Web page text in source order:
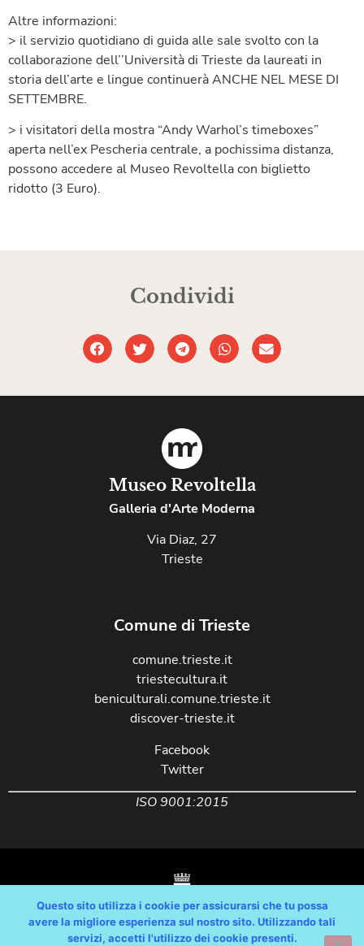
Altre informazioni:
> il servizio quotidiano di guida alle sale svolto con la
collaborazione dell’’Università di Trieste da laureati in
storia dell’arte e lingue continuerà ANCHE NEL MESE DI
SETTEMBRE.
> i visitatori della mostra “Andy Warhol’s timeboxes”
aperta nell’ex Pescheria centrale, a pochissima distanza,
possono accedere al Museo Revoltella con biglietto
ridotto (3 Euro).
Condividi
Museo Revoltella
Galleria d'Arte Moderna
Via Diaz, 27
Trieste
Comune di Trieste
comune.trieste.it
triestecultura.it
beniculturali.comune.trieste.it
discover-trieste.it
Facebook
Twitter
ISO 9001:2015
Copyright © Comune di Trieste – partita Iva 00210240321 – tutti i diritti
Questo sito utilizza i cookie per assicurarsi che tu possa
avere la migliore esperienza sul nostro sito. Utilizzando tali
servizi, accetti l'utilizzo dei cookie presenti.